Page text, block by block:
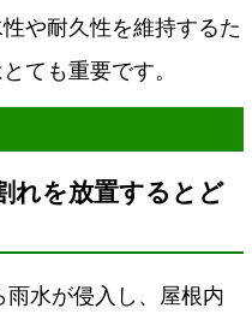
や耐久性を維持するた
ても重要です。
れを放置するとど
水が侵入し、屋根内